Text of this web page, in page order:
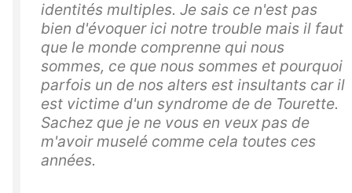
identités multiples. Je sais ce n'est pas
bien d'évoquer ici notre trouble mais il faut
que le monde comprenne qui nous
sommes, ce que nous sommes et pourquoi
parfois un de nos alters est insultants car il
est victime d'un syndrome de de Tourette.
Sachez que je ne vous en veux pas de
m'avoir muselé comme cela toutes ces
années.